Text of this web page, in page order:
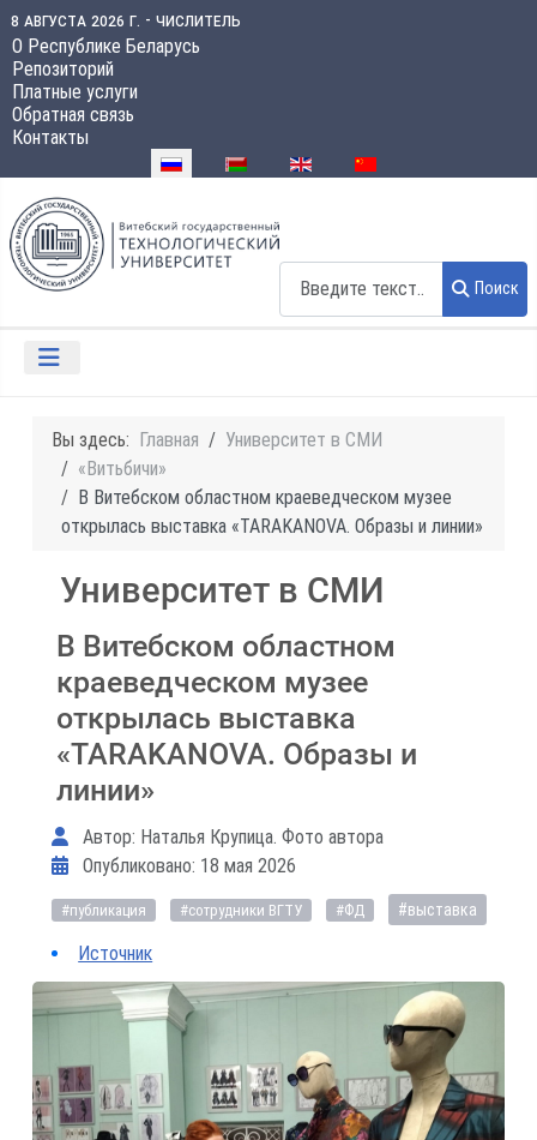
8 августа 2026 г. - числитель
О Республике Беларусь
Репозиторий
Платные услуги
Обратная связь
Контакты
Выберите язык
Поиск
Вы здесь: Главная
Университет в СМИ
«Витьбичи»
В Витебском областном краеведческом музее
открылась выставка «TARAKANOVA. Образы и линии»
Университет в СМИ
В Витебском областном
краеведческом музее
открылась выставка
«TARAKANOVA. Образы и
линии»
Информация о материале
Автор: Наталья Крупица. Фото автора
Опубликовано: 18 мая 2026
#публикация #сотрудники ВГТУ #ФД #выставка
Источник